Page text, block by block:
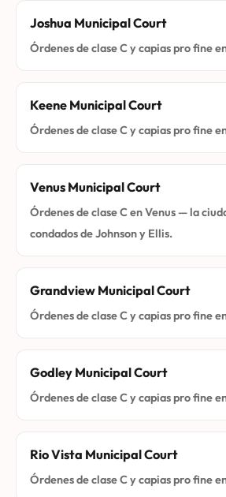
Joshua Municipal Court
Órdenes de clase C y capias pro fine
Keene Municipal Court
Órdenes de clase C y capias pro fine
Venus Municipal Court
Órdenes de clase C en Venus — la
condados de Johnson y Ellis.
Grandview Municipal Court
Órdenes de clase C y capias pro fine
Godley Municipal Court
Órdenes de clase C y capias pro fine
Rio Vista Municipal Court
Órdenes de clase C y capias pro fine